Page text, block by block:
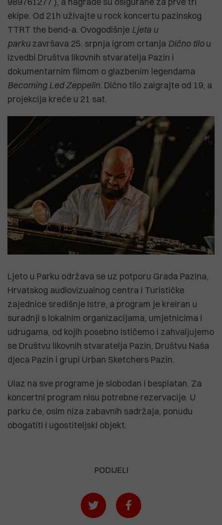
ekipe. Od 21h uživajte u rock koncertu pazinskog
TTRT the bend-a. Ovogodišnje Ljeta u
parkuzavršava 25. srpnja igrom crtanja Dično tilo u
izvedbi Društva likovnih stvaratelja Pazin i
dokumentarnim filmom o glazbenim legendama
Becoming Led Zeppelin. Dično tilo zaigrajte od 19, a
projekcija kreće u 21 sat.
Ljeto u Parku održava se uz potporu Grada Pazina,
Hrvatskog audiovizualnog centra i Turističke
zajednice središnje Istre, a program je kreiran u
suradnji s lokalnim organizacijama, umjetnicima i
udrugama, od kojih posebno ističemo i zahvaljujemo
se Društvu likovnih stvaratelja Pazin, Društvu Naša
djeca Pazin i grupi Urban Sketchers Pazin.
Ulaz na sve programe je slobodan i besplatan. Za
koncertni program nisu potrebne rezervacije. U
parku će, osim niza zabavnih sadržaja, ponudu
obogatiti i ugostiteljski objekt.
PODIJELI